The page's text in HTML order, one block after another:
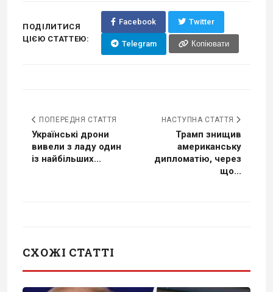
ПОДІЛИТИСЯ
ЦІЄЮ СТАТТЕЮ:
Facebook Twitter
Telegram Копіювати
ПОПЕРЕДНЯ СТАТТЯ
Українські дрони
вивели з ладу один
із найбільших...
НАСТУПНА СТАТТЯ
Трамп знищив
американську
дипломатію, через
що...
СХОЖІ СТАТТІ